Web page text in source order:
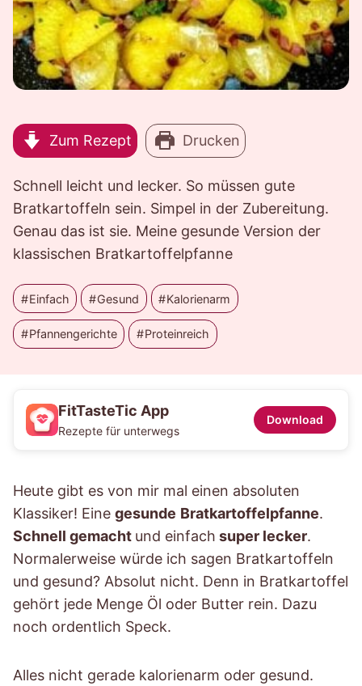
Zum Rezept Drucken
Schnell leicht und lecker. So müssen gute
Bratkartoffeln sein. Simpel in der Zubereitung.
Genau das ist sie. Meine gesunde Version der
klassischen Bratkartoffelpfanne
Einfach Gesund Kalorienarm
Pfannengerichte Proteinreich
FitTasteTic App
Rezepte für unterwegs
Download
Heute gibt es von mir mal einen absoluten
Klassiker! Eine gesunde Bratkartoffelpfanne.
Schnell gemacht und einfach super lecker.
Normalerweise würde ich sagen Bratkartoffeln
und gesund? Absolut nicht. Denn in Bratkartoffel
gehört jede Menge Öl oder Butter rein. Dazu
noch ordentlich Speck.
Alles nicht gerade kalorienarm oder gesund.